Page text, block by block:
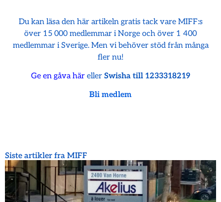
Du kan läsa den här artikeln gratis tack vare MIFF:s
över 15 000 medlemmar i Norge och över 1 400
medlemmar i Sverige. Men vi behöver stöd från många
fler nu!
Ge en gåva häreller Swisha till 1233318219
Bli medlem
Siste artikler fra MIFF